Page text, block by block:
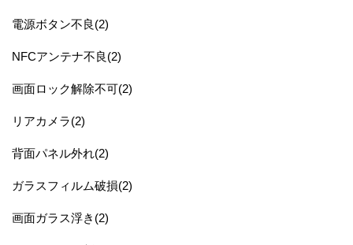
電源ボタン不良(2)
NFCアンテナ不良(2)
画面ロック解除不可(2)
リアカメラ(2)
背面パネル外れ(2)
ガラスフィルム破損(2)
画面ガラス浮き(2)